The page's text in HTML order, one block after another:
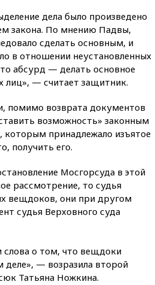
дела было произведено
закона. По мнению Падвы,
сделать основным, и
в отношении неустановленных
абсурд — делать основное
лиц», — считает защитник.
помимо возврата документов
возможность» законным
принадлежало изъятое
получить его.
Мосгорсуда в этой
рассмотрение, то судья
вещдоков, они при другом
судья Верховного суда
о том, что вещдоки
деле», — возразила второй
Татьяна Ножкина.